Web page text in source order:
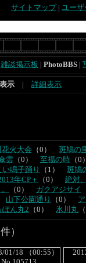
サイトマップ ユーザ
雑談掲示板 PhotoBBS
示 詳細表示
火大会 （0） 斑鳩の
雲 （0） 至福の時 （
い鳴子踊り （1） 斑鳩
年CP＋ （0） 絶対
（0） ガクアジサイ
山下公園通り （0）
ぽん丸2 （0） 氷川丸
件）
18 （00:55）